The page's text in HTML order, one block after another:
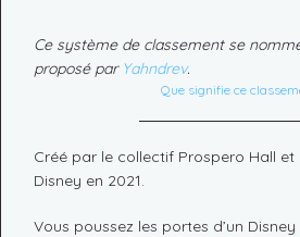
Ce système de classement se
proposé par Yahndrev.
Que signifie ce
Créé par le collectif Prospero Hall et
Disney en 2021.
Vous poussez les portes d’un